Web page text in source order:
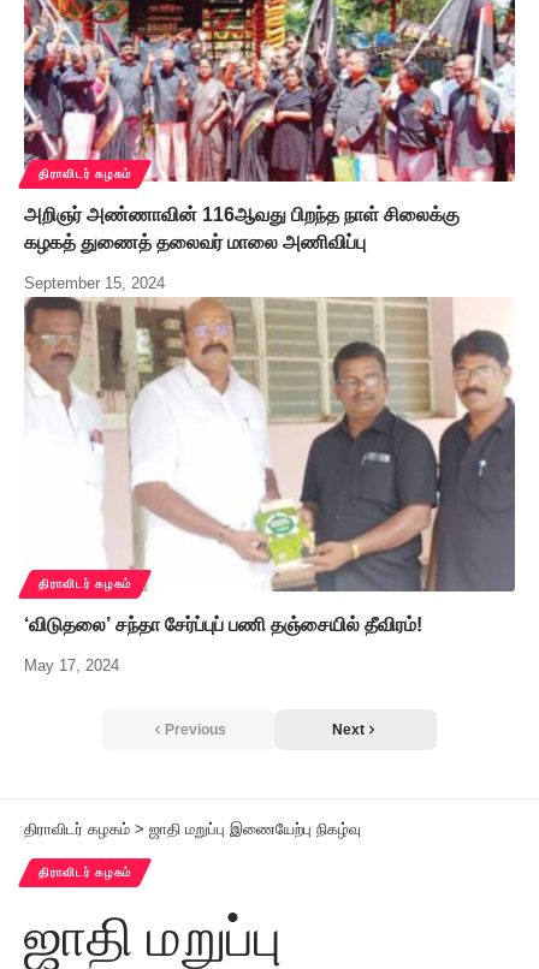
திராவிடர் கழகம்
அறிஞர் அண்ணாவின் 116ஆவது பிறந்த நாள் சிலைக்கு
கழகத் துணைத் தலைவர் மாலை அணிவிப்பு
September 15, 2024
திராவிடர் கழகம்
‘விடுதலை’ சந்தா சேர்ப்புப் பணி தஞ்சையில் தீவிரம்!
May 17, 2024
Previous Next
திராவிடர் கழகம் > ஜாதி மறுப்பு இணையேற்பு நிகழ்வு
திராவிடர் கழகம்
ஜாதி மறுப்பு